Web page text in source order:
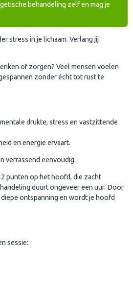
behandeling zelf en mag je
stress in je lichaam. Verlang jij
of zorgen? Veel mensen voelen
zonder écht tot rust te
drukte, stress en vastzittende
en energie ervaart.
verrassend eenvoudig.
punten op het hoofd, die zacht
duurt ongeveer een uur. Door
diepe ontspanning en wordt je hoofd
sessie: